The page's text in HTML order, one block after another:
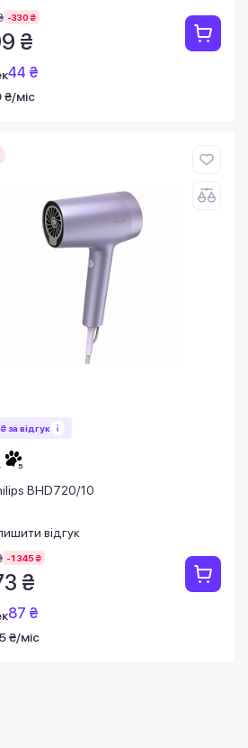
-330 ₴
₴
44 ₴
₴/міс
за відгук
BHD720/10
відгук
-1 345 ₴
₴
87 ₴
₴/міс